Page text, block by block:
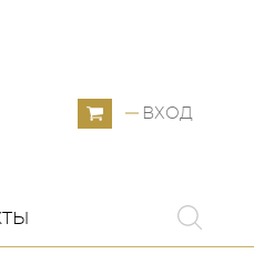
ВХОД